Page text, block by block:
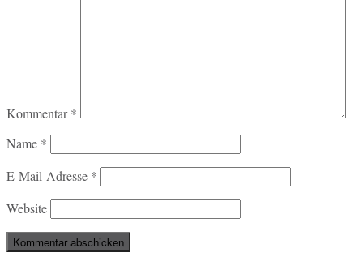
Kommentar*
Name *
E-Mail-Adresse *
Website